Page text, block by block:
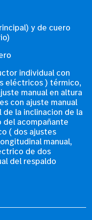
y de cuero
individual con
eléctricos ) térmico,
manual en altura
con ajuste manual
la inclinacion de la
acompañante
( dos ajustes
manual,
de dos
del respaldo